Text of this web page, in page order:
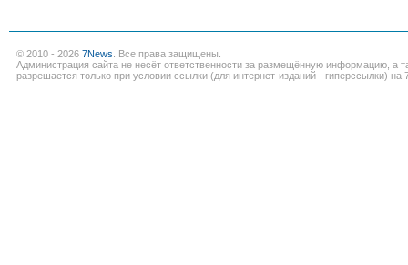
© 2010 - 2026 7News . Все права защищены.
Администрация сайта не несёт ответственности за размещённую информацию, а
разрешается только при условии ссылки (для интернет-изданий - гиперссылки) на